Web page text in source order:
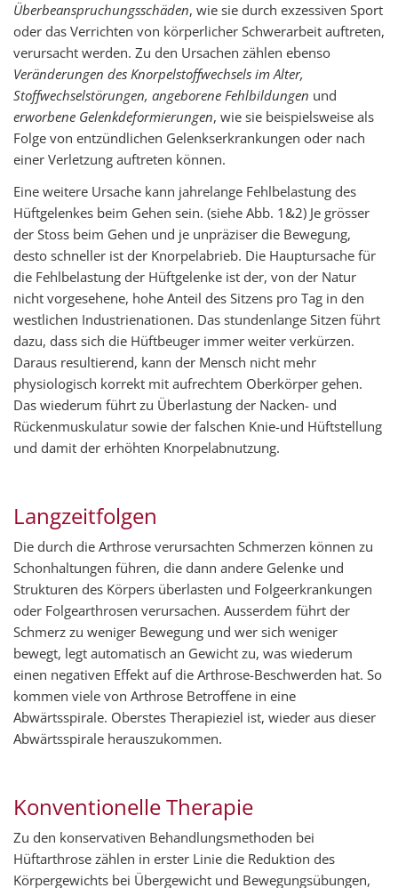
Überbeanspruchungsschäden, wie sie durch exzessiven Sport
oder das Verrichten von körperlicher Schwerarbeit auftreten,
verursacht werden. Zu den Ursachen zählen ebenso
Veränderungen des Knorpelstoffwechsels im Alter,
Stoffwechselstörungen, angeborene Fehlbildungen und
erworbene Gelenkdeformierungen, wie sie beispielsweise als
Folge von entzündlichen Gelenkserkrankungen oder nach
einer Verletzung auftreten können.
Eine weitere Ursache kann jahrelange Fehlbelastung des
Hüftgelenkes beim Gehen sein. (siehe Abb. 1&2) Je grösser
der Stoss beim Gehen und je unpräziser die Bewegung,
desto schneller ist der Knorpelabrieb. Die Hauptursache für
die Fehlbelastung der Hüftgelenke ist der, von der Natur
nicht vorgesehene, hohe Anteil des Sitzens pro Tag in den
westlichen Industrienationen. Das stundenlange Sitzen führt
dazu, dass sich die Hüftbeuger immer weiter verkürzen.
Daraus resultierend, kann der Mensch nicht mehr
physiologisch korrekt mit aufrechtem Oberkörper gehen.
Das wiederum führt zu Überlastung der Nacken- und
Rückenmuskulatur sowie der falschen Knie-und Hüftstellung
und damit der erhöhten Knorpelabnutzung.
Langzeitfolgen
Die durch die Arthrose verursachten Schmerzen können zu
Schonhaltungen führen, die dann andere Gelenke und
Strukturen des Körpers überlasten und Folgeerkrankungen
oder Folgearthrosen verursachen. Ausserdem führt der
Schmerz zu weniger Bewegung und wer sich weniger
bewegt, legt automatisch an Gewicht zu, was wiederum
einen negativen Effekt auf die Arthrose-Beschwerden hat. So
kommen viele von Arthrose Betroffene in eine
Abwärtsspirale. Oberstes Therapieziel ist, wieder aus dieser
Abwärtsspirale herauszukommen.
Konventionelle Therapie
Zu den konservativen Behandlungsmethoden bei
Hüftarthrose zählen in erster Linie die Reduktion des
Körpergewichts bei Übergewicht und Bewegungsübungen,